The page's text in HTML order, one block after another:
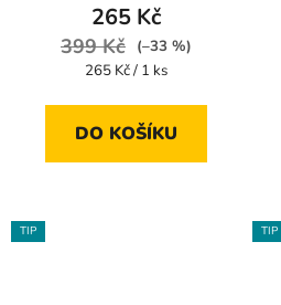
265 Kč
399 Kč
(–33 %)
Měrná
265 Kč / 1 ks
DO KOŠÍKU
TIP TIP